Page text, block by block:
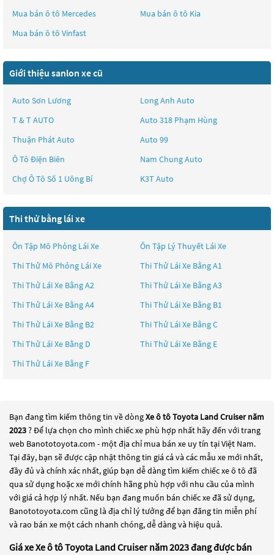
Mua bán ô tô Mercedes Mua bán ô tô Kia
Mua bán ô tô Vinfast
Giới thiệu sanlon xe cũ
Auto Sơn Lương
Long Anh Auto
T & T AUTO
Auto 318 Phạm Hùng
Thuận Phát Auto
Auto 99
Ô Tô Điện Biên
Nam Chung Auto
Chợ Ô Tô Số 1 Uông Bí
K3T Auto
Thi thử bằng lái xe
Ôn Tập Mô Phỏng Lái Xe
Ôn Tập Lý Thuyết Lái Xe
Thi Thử Mô Phỏng Lái Xe
Thi Thử Lái Xe Bằng A1
Thi Thử Lái Xe Bằng A2
Thi Thử Lái Xe Bằng A3
Thi Thử Lái Xe Bằng A4
Thi Thử Lái Xe Bằng B1
Thi Thử Lái Xe Bằng B2
Thi Thử Lái Xe Bằng C
Thi Thử Lái Xe Bằng D
Thi Thử Lái Xe Bằng E
Thi Thử Lái Xe Bằng F
Bạn đang tìm kiếm thông tin về dòngXe ô tô Toyota Land Cruiser năm
2023? Để lựa chọn cho mình chiếc xe phù hợp nhất hãy đến với trang
web Banototoyota.com - một địa chỉ mua bán xe uy tín tại Việt Nam.
Tại đây, bạn sẽ được cập nhật thông tin giá cả và các mẫu xe mới nhất,
đầy đủ và chính xác nhất, giúp bạn dễ dàng tìm kiếm chiếc xe ô tô đã
qua sử dụng hoặc xe mới chính hãng phù hợp với nhu cầu của mình
với giá cả hợp lý nhất. Nếu bạn đang muốn bán chiếc xe đã sử dụng,
Banototoyota.com cũng là địa chỉ lý tưởng để bạn đăng tin miễn phí
và rao bán xe một cách nhanh chóng, dễ dàng và hiệu quả.
Giá xe Xe ô tô Toyota Land Cruiser năm 2023 đang được bán